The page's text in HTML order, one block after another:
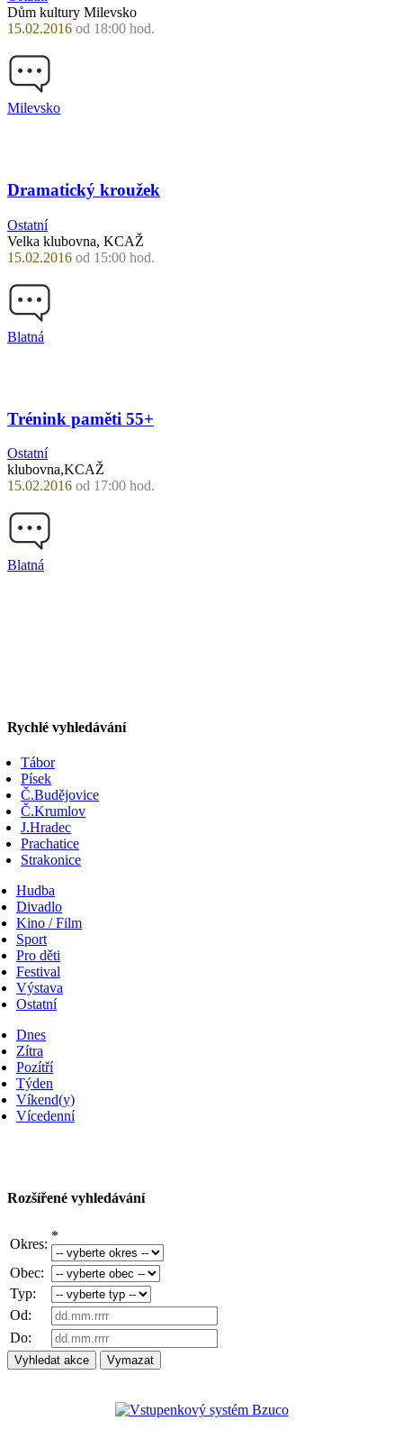
Dům kultury Milevsko
15.02.2016 od 18:00 hod.
Milevsko
Dramatický kroužek
Ostatní
Velka klubovna, KCAŽ
15.02.2016 od 15:00 hod.
Blatná
Trénink paměti 55+
Ostatní
klubovna,KCAŽ
15.02.2016 od 17:00 hod.
Blatná
Rychlé vyhledávání
Tábor
Písek
Č.Budějovice
Č.Krumlov
J.Hradec
Prachatice
Strakonice
Hudba
Divadlo
Kino / Film
Sport
Pro děti
Festival
Výstava
Ostatní
Dnes
Zítra
Pozítří
Týden
Víkend(y)
Vícedenní
Rozšířené vyhledávání
Okres:
*
Obec:
Typ:
Od:
Do: